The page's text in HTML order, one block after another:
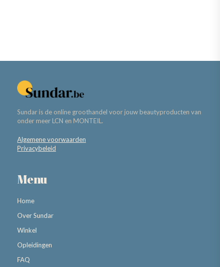
Sundar is de online groothandel voor jouw beautyproducten van
onder meer LCN en MONTEIL.
Algemene voorwaarden
Privacybeleid
Menu
Home
Over Sundar
Winkel
Opleidingen
FAQ